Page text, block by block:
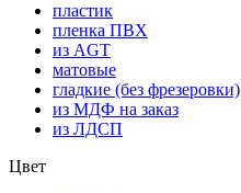
пластик
пленка ПВХ
из AGT
матовые
гладкие (без фрезеровки)
из МДФ на заказ
из ЛДСП
Цвет